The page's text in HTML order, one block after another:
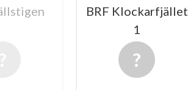
BRF Klockarfjället
1